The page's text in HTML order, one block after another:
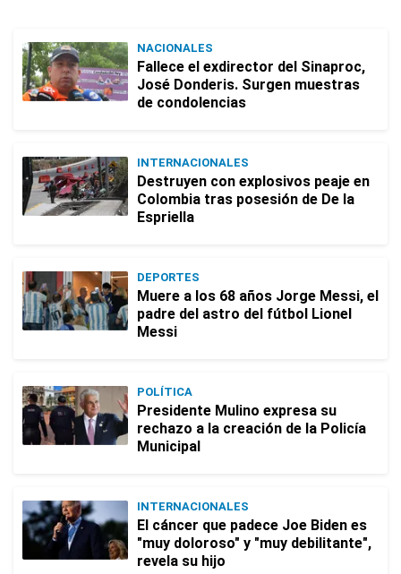
NACIONALES
Fallece el exdirector del Sinaproc,
José Donderis. Surgen muestras
de condolencias
INTERNACIONALES
Destruyen con explosivos peaje en
Colombia tras posesión de De la
Espriella
DEPORTES
Muere a los 68 años Jorge Messi, el
padre del astro del fútbol Lionel
Messi
POLÍTICA
Presidente Mulino expresa su
rechazo a la creación de la Policía
Municipal
INTERNACIONALES
El cáncer que padece Joe Biden es
"muy doloroso" y "muy debilitante",
revela su hijo